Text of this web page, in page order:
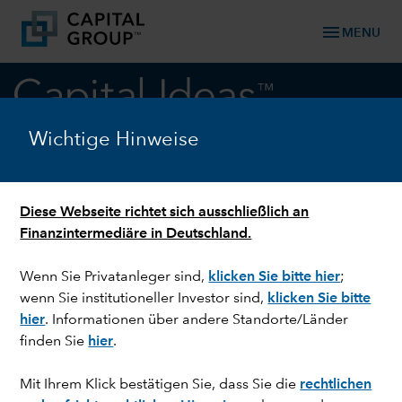
Wichtige Hinweise
Diese Webseite richtet sich ausschließlich an
Finanzintermediäre in Deutschland.
Wenn Sie Privatanleger sind, klicken Sie bitte hier;
wenn Sie institutioneller Investor sind, klicken Sie bitte
hier. Informationen über andere Standorte/Länder
finden Sie hier.
Mit Ihrem Klick bestätigen Sie, dass Sie die rechtlichen
menu MENU
Anleihen
BERICHT HERUNTERLADEN